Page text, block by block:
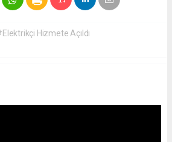
Hizmete Açıldı